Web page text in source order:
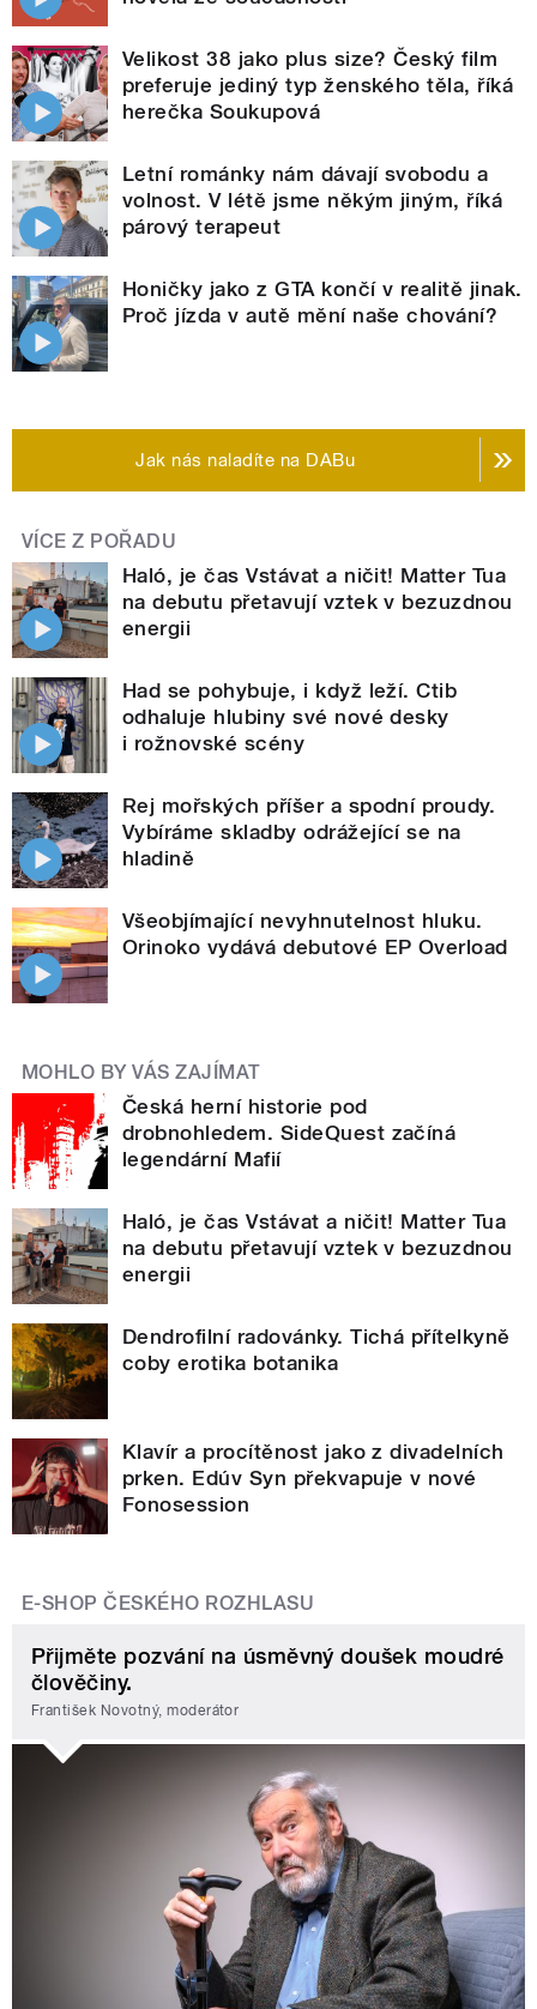
Velikost 38 jako plus size? Český film
preferuje jediný typ ženského těla, říká
herečka Soukupová
Letní románky nám dávají svobodu a
volnost. V létě jsme někým jiným, říká
párový terapeut
Honičky jako z GTA končí v realitě jinak.
Proč jízda v autě mění naše chování?
Jak nás naladíte na DABu
VÍCE Z POŘADU
Haló, je čas Vstávat a ničit! Matter Tua
na debutu přetavují vztek v bezuzdnou
energii
Had se pohybuje, i když leží. Ctib
odhaluje hlubiny své nové desky
i rožnovské scény
Rej mořských příšer a spodní proudy.
Vybíráme skladby odrážející se na
hladině
Všeobjímající nevyhnutelnost hluku.
Orinoko vydává debutové EP Overload
MOHLO BY VÁS ZAJÍMAT
Česká herní historie pod
drobnohledem. SideQuest začíná
legendární Mafií
Haló, je čas Vstávat a ničit! Matter Tua
na debutu přetavují vztek v bezuzdnou
energii
Dendrofilní radovánky. Tichá přítelkyně
coby erotika botanika
Klavír a procítěnost jako z divadelních
prken. Edúv Syn překvapuje v nové
Fonosession
E-SHOP ČESKÉHO ROZHLASU
Přijměte pozvání na úsměvný doušek moudré
člověčiny.
František Novotný, moderátor